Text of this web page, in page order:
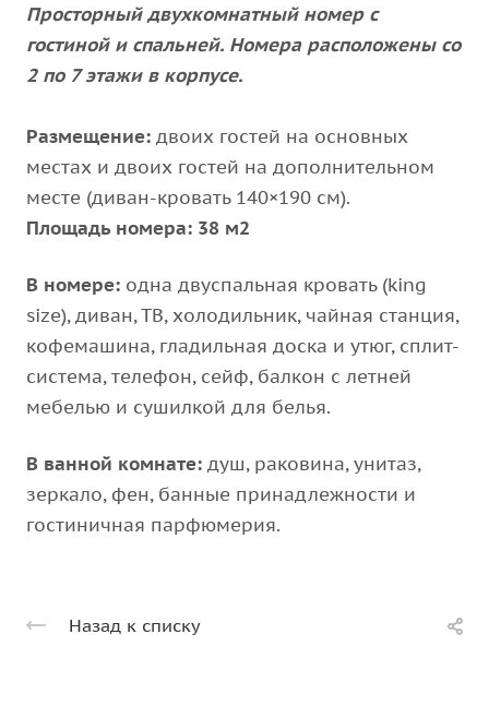
Просторный двухкомнатный номер с
гостиной и спальней. Номера расположены со
2 по 7 этажи в корпусе.
Размещение: двоих гостей на основных
местах и двоих гостей на дополнительном
месте (диван-кровать 140×190 см).
Площадь номера: 38 м2
В номере: одна двуспальная кровать (king
size), диван, ТВ, холодильник, чайная станция,
кофемашина, гладильная доска и утюг, сплит-
система, телефон, сейф, балкон с летней
мебелью и сушилкой для белья.
В ванной комнате: душ, раковина, унитаз,
зеркало, фен, банные принадлежности и
гостиничная парфюмерия.
Назад к списку